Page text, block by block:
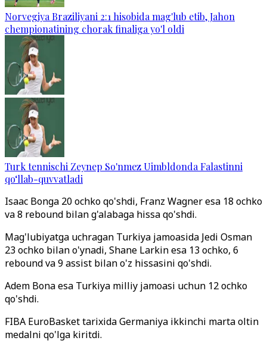
Norvegiya Braziliyani 2:1 hisobida mag'lub etib, Jahon
chempionatining chorak finaliga yo'l oldi
Turk tennischi Zeynep So'nmez Uimbldonda Falastinni
qo‘llab-quvvatladi
Isaac Bonga 20 ochko qo'shdi, Franz Wagner esa 18 ochko
va 8 rebound bilan g'alabaga hissa qo'shdi.
Mag'lubiyatga uchragan Turkiya jamoasida Jedi Osman
23 ochko bilan o'ynadi, Shane Larkin esa 13 ochko, 6
rebound va 9 assist bilan o'z hissasini qo'shdi.
Adem Bona esa Turkiya milliy jamoasi uchun 12 ochko
qo'shdi.
FIBA EuroBasket tarixida Germaniya ikkinchi marta oltin
medalni qo'lga kiritdi.